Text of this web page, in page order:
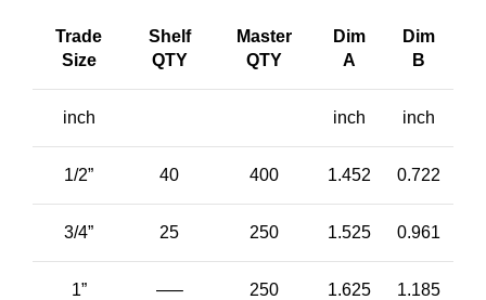
Trade
Size
Shelf
QTY
Master
QTY
Dim
A
Dim
B
inch inch inch
1/2” 40 400 1.452 0.722
3/4” 25 250 1.525 0.961
1” —– 250 1.625 1.185